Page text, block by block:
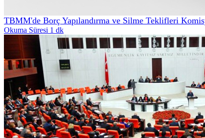
TBMM'de Borç Yapılandırma ve Silme Teklifleri
Okuma Süresi 1 dk